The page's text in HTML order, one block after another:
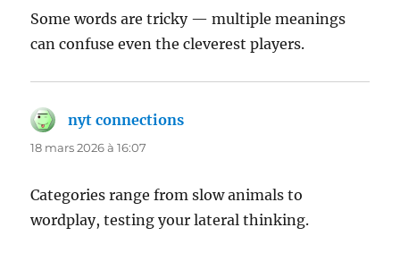
Some words are tricky — multiple meanings
can confuse even the cleverest players.
nyt connections
18 mars 2026 à 16:07
Categories range from slow animals to
wordplay, testing your lateral thinking.